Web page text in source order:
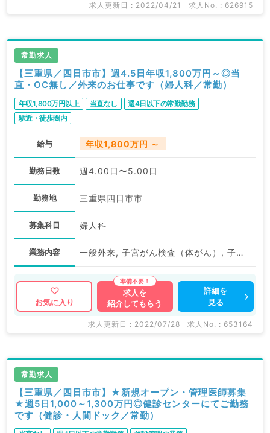
求人更新日 : 2022/04/21 求人No. : 626915
常勤求人
【三重県／四日市市】週4.5日年収1,800万円～◎当
直・OC無し／外来のお仕事です（婦人科／常勤）
年収1,800万円以上 当直なし
週4日以下の常勤勤務
駅近・徒歩圏内
給与 年収1,800万円 ～
勤務日数 週4.00日〜5.00日
勤務地 三重県四日市市
募集科目 婦人科
業務内容 一般外来, 子宮がん検査（体がん）, 子宮がん検査（頚がん）
お気に入り
求人を
紹介してもらう
詳細を
見る
求人更新日 : 2022/07/28 求人No. : 653164
常勤求人
【三重県／四日市市】★新規オープン・管理医師募集
★週5日1,000～1,300万円◎健診センターにてご勤務
です（健診・人間ドック／常勤）